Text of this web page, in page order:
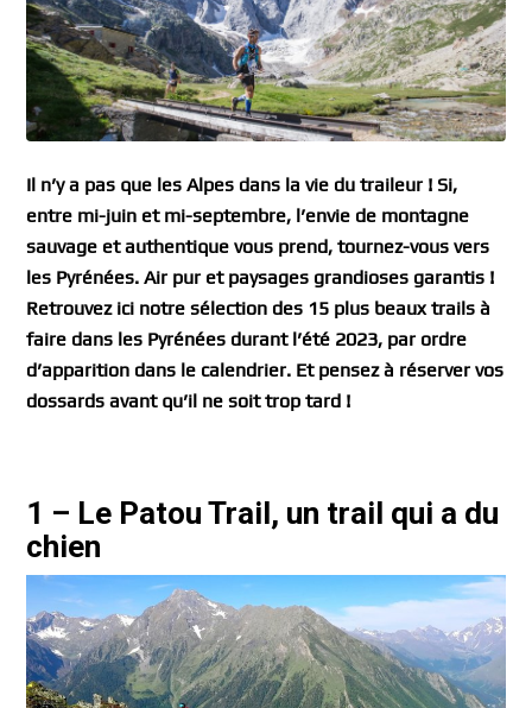
Il n’y a pas que les Alpes dans la vie du traileur ! Si,
entre mi-juin et mi-septembre, l’envie de montagne
sauvage et authentique vous prend, tournez-vous vers
les Pyrénées. Air pur et paysages grandioses garantis !
Retrouvez ici notre sélection des 15 plus beaux trails à
faire dans les Pyrénées durant l’été 2023, par ordre
d’apparition dans le calendrier. Et pensez à réserver vos
dossards avant qu’il ne soit trop tard !
1 – Le Patou Trail, un trail qui a du
chien